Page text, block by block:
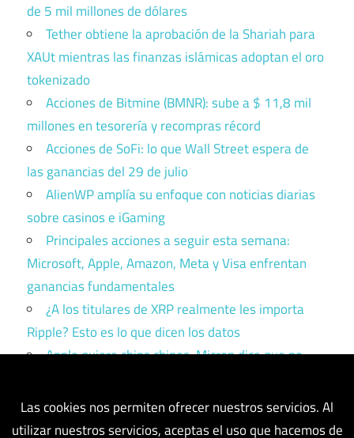
de 5 mil millones de dólares
Tether obtiene la aprobación de la Shariah para
XAUt mientras las finanzas islámicas adoptan el oro
tokenizado
Acciones de Bitmine (BMNR): sube a $ 11,8 mil
millones en tesorería y recompras récord
Acciones de SoFi: lo que Wall Street espera de
las ganancias del 29 de julio
AlienWP amplía su enfoque con noticias diarias
sobre casinos e iGaming
Principales acciones a seguir esta semana:
Microsoft, Apple, Amazon, Meta y Visa enfrentan
ganancias fundamentales
¿A los titulares de XRP realmente les importa
Ripple? Esto es lo que dicen los datos
Apple quiere chips chinos. Micron dice que no.
Las cookies nos permiten ofrecer nuestros servicios. Al
utilizar nuestros servicios, aceptas el uso que hacemos de